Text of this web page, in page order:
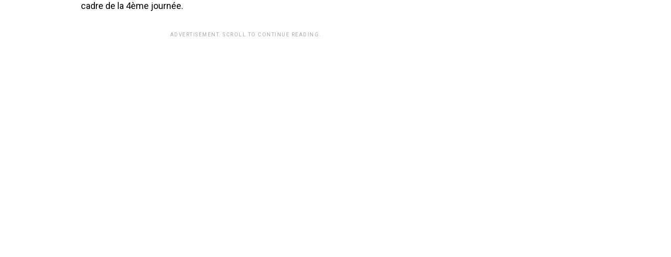
cadre de la 4ème journée.
ADVERTISEMENT. SCROLL TO CONTINUE READING.